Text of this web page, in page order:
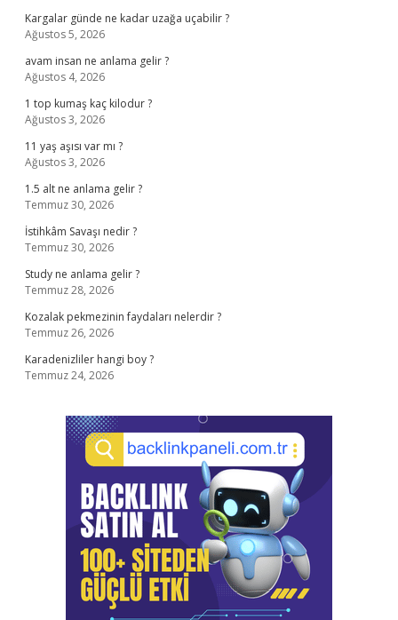
Kargalar günde ne kadar uzağa uçabilir ?
Ağustos 5, 2026
avam insan ne anlama gelir ?
Ağustos 4, 2026
1 top kumaş kaç kilodur ?
Ağustos 3, 2026
11 yaş aşısı var mı ?
Ağustos 3, 2026
1.5 alt ne anlama gelir ?
Temmuz 30, 2026
İstihkâm Savaşı nedir ?
Temmuz 30, 2026
Study ne anlama gelir ?
Temmuz 28, 2026
Kozalak pekmezinin faydaları nelerdir ?
Temmuz 26, 2026
Karadenizliler hangi boy ?
Temmuz 24, 2026